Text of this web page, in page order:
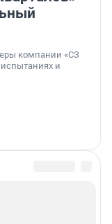
компании «СЗ
и